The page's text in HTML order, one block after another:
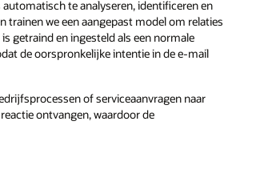
te analyseren, identificeren en
trainen we een aangepast model om relaties
getraind en ingesteld als een normale
de oorspronkelijke intentie in de e-mail
of serviceaanvragen naar
ontvangen, waardoor de